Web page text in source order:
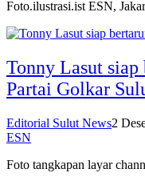
Foto.ilustrasi.ist ESN,
Tonny Lasut siap
Partai Golkar
Editorial Sulut News2
ESN
Foto tangkapan layar